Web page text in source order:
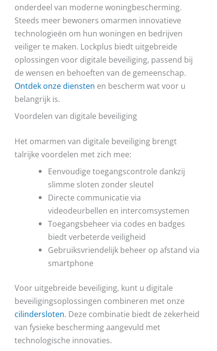
onderdeel van moderne woningbescherming.
Steeds meer bewoners omarmen innovatieve
technologieën om hun woningen en bedrijven
veiliger te maken. Lockplus biedt uitgebreide
oplossingen voor digitale beveiliging, passend bij
de wensen en behoeften van de gemeenschap.
Ontdek onze diensten en bescherm wat voor u
belangrijk is.
Voordelen van digitale beveiliging
Het omarmen van digitale beveiliging brengt
talrijke voordelen met zich mee:
Eenvoudige toegangscontrole dankzij
slimme sloten zonder sleutel
Directe communicatie via
videodeurbellen en intercomsystemen
Toegangsbeheer via codes en badges
biedt verbeterde veiligheid
Gebruiksvriendelijk beheer op afstand via
smartphone
Voor uitgebreide beveiliging, kunt u digitale
beveiligingsoplossingen combineren met onze
cilindersloten. Deze combinatie biedt de zekerheid
van fysieke bescherming aangevuld met
technologische innovaties.